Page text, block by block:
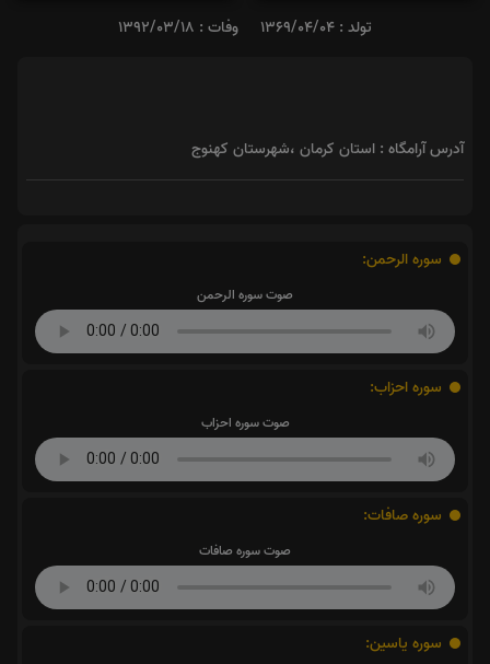
تولد : ۱۳۶۹/۰۴/۰۴ وفات : ۱۳۹۲/۰۳/۱۸
آدرس آرامگاه : استان کرمان ،شهرستان کهنوج
سوره الرحمن:
صوت سوره الرحمن
سوره احزاب:
صوت سوره احزاب
سوره صافات:
صوت سوره صافات
سوره یاسین: